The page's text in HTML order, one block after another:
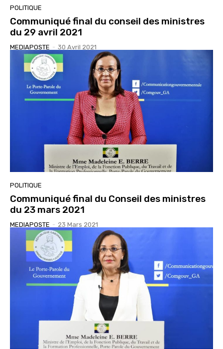
POLITIQUE
Communiqué final du conseil des ministres
du 29 avril 2021
MEDIAPOSTE - 30 Avril 2021
POLITIQUE
Communiqué final du Conseil des ministres
du 23 mars 2021
MEDIAPOSTE - 23 Mars 2021